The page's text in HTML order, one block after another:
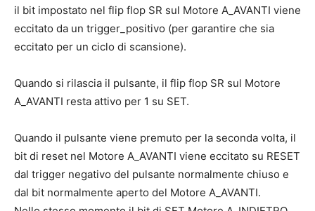
il bit impostato nel flip flop SR sul Motore A_AVANTI viene
eccitato da un trigger_positivo (per garantire che sia
eccitato per un ciclo di scansione).
Quando si rilascia il pulsante, il flip flop SR sul Motore
A_AVANTI resta attivo per 1 su SET.
Quando il pulsante viene premuto per la seconda volta, il
bit di reset nel Motore A_AVANTI viene eccitato su RESET
dal trigger negativo del pulsante normalmente chiuso e
dal bit normalmente aperto del Motore A_AVANTI.